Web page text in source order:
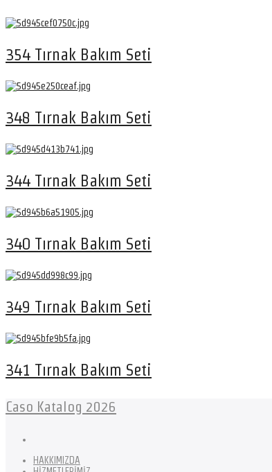
354 Tırnak Bakım Seti
348 Tırnak Bakım Seti
344 Tırnak Bakım Seti
340 Tırnak Bakım Seti
349 Tırnak Bakım Seti
341 Tırnak Bakım Seti
Caso Katalog 2026
HAKKIMIZDA